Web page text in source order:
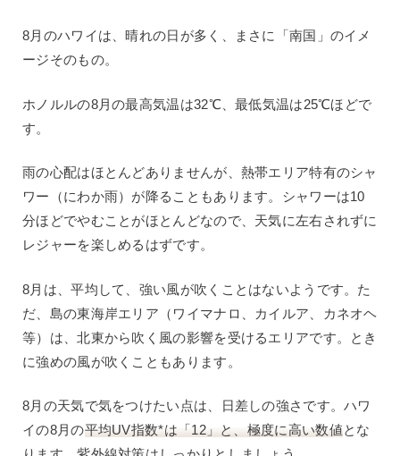
8月のハワイは、晴れの日が多く、まさに「南国」のイメ
ージそのもの。
ホノルルの8月の最高気温は32℃、最低気温は25℃ほどで
す。
雨の心配はほとんどありませんが、熱帯エリア特有のシャ
ワー（にわか雨）が降ることもあります。シャワーは10
分ほどでやむことがほとんどなので、天気に左右されずに
レジャーを楽しめるはずです。
8月は、平均して、強い風が吹くことはないようです。た
だ、島の東海岸エリア（ワイマナロ、カイルア、カネオヘ
等）は、北東から吹く風の影響を受けるエリアです。とき
に強めの風が吹くこともあります。
8月の天気で気をつけたい点は、日差しの強さです。ハワ
イの8月の平均UV指数*は「12」と、極度に高い数値とな